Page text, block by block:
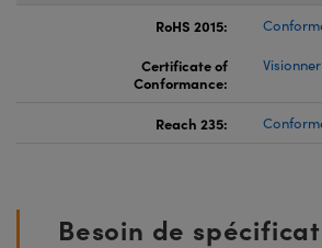
RoHS 2015:
Certificate of
Conformance:
Visionner
Reach 235:
Besoin de